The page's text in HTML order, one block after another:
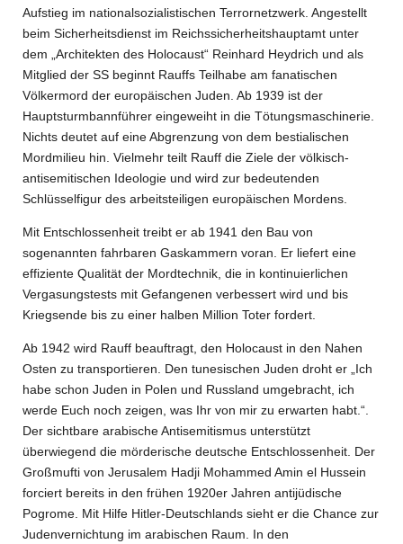
Aufstieg im nationalsozialistischen Terrornetzwerk. Angestellt
beim Sicherheitsdienst im Reichssicherheitshauptamt unter
dem „Architekten des Holocaust“ Reinhard Heydrich und als
Mitglied der SS beginnt Rauffs Teilhabe am fanatischen
Völkermord der europäischen Juden. Ab 1939 ist der
Hauptsturmbannführer eingeweiht in die Tötungsmaschinerie.
Nichts deutet auf eine Abgrenzung von dem bestialischen
Mordmilieu hin. Vielmehr teilt Rauff die Ziele der völkisch-
antisemitischen Ideologie und wird zur bedeutenden
Schlüsselfigur des arbeitsteiligen europäischen Mordens.
Mit Entschlossenheit treibt er ab 1941 den Bau von
sogenannten fahrbaren Gaskammern voran. Er liefert eine
effiziente Qualität der Mordtechnik, die in kontinuierlichen
Vergasungstests mit Gefangenen verbessert wird und bis
Kriegsende bis zu einer halben Million Toter fordert.
Ab 1942 wird Rauff beauftragt, den Holocaust in den Nahen
Osten zu transportieren. Den tunesischen Juden droht er „Ich
habe schon Juden in Polen und Russland umgebracht, ich
werde Euch noch zeigen, was Ihr von mir zu erwarten habt.“.
Der sichtbare arabische Antisemitismus unterstützt
überwiegend die mörderische deutsche Entschlossenheit. Der
Großmufti von Jerusalem Hadji Mohammed Amin el Hussein
forciert bereits in den frühen 1920er Jahren antijüdische
Pogrome. Mit Hilfe Hitler-Deutschlands sieht er die Chance zur
Judenvernichtung im arabischen Raum. In den